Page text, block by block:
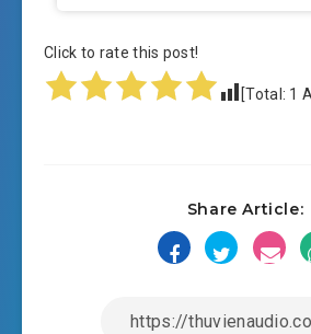
Click to rate this post!
[Total: 1
Share Article: